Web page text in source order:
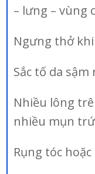
– lưng – vùng
Ngưng thở
Sắc tố da sậm
Nhiều lông
nhiều mụn
Rụng tóc